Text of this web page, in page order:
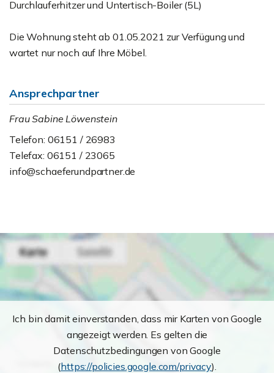
Durchlauferhitzer und Untertisch-Boiler (5L)
Die Wohnung steht ab 01.05.2021 zur Verfügung und
wartet nur noch auf Ihre Möbel.
Ansprechpartner
Frau Sabine Löwenstein
Telefon: 06151 / 26983
Telefax: 06151 / 23065
info@schaeferundpartner.de
Ich bin damit einverstanden, dass mir Karten von Google
angezeigt werden. Es gelten die
Datenschutzbedingungen von Google
(https://policies.google.com/privacy).